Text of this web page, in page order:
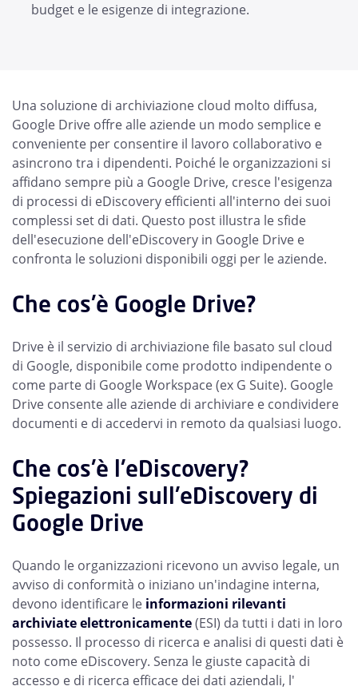
budget e le esigenze di integrazione.
Una soluzione di archiviazione cloud molto diffusa,
Google Drive offre alle aziende un modo semplice e
conveniente per consentire il lavoro collaborativo e
asincrono tra i dipendenti. Poiché le organizzazioni si
affidano sempre più a Google Drive, cresce l'esigenza
di processi di eDiscovery efficienti all'interno dei suoi
complessi set di dati. Questo post illustra le sfide
dell'esecuzione dell'eDiscovery in Google Drive e
confronta le soluzioni disponibili oggi per le aziende.
Che cos'è Google Drive?
Drive è il servizio di archiviazione file basato sul cloud
di Google, disponibile come prodotto indipendente o
come parte di Google Workspace (ex G Suite). Google
Drive consente alle aziende di archiviare e condividere
documenti e di accedervi in remoto da qualsiasi luogo.
Che cos'è l'eDiscovery?
Spiegazioni sull'eDiscovery di
Google Drive
Quando le organizzazioni ricevono un avviso legale, un
avviso di conformità o iniziano un'indagine interna,
devono identificare le informazioni rilevanti
archiviate elettronicamente(ESI) da tutti i dati in loro
possesso. Il processo di ricerca e analisi di questi dati è
noto come eDiscovery. Senza le giuste capacità di
accesso e di ricerca efficace dei dati aziendali, l'